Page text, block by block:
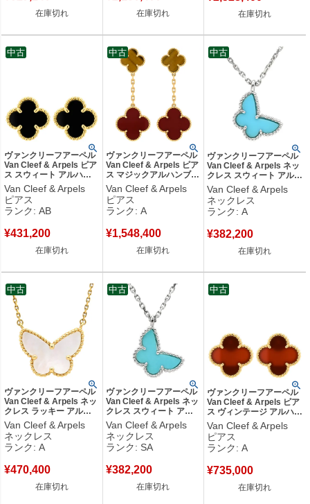
在庫切れ 在庫切れ 在庫切れ
ヴァンクリーフアーペル
Van Cleef & Arpels ピア
ス スウィート アルハン
ブラ ブラック×イエロー
ゴールド 黒 オニキス
Au750 18K 両耳用
VCARA44900 【中古】
Van Cleef & Arpels
ピアス
ランク: AB
¥431,200
在庫切れ
中古
ヴァンクリーフアーペル
Van Cleef & Arpels ピア
ス マジックアルハンブラ
2モチーフ レッド×ブラウ
ン×イエローゴールド
18K YG カーネリアン タ
イガーズアイ
【中古】中古美品
Van Cleef & Arpels
ピアス
ランク: A
¥1,548,400
在庫切れ
中古
ヴァンクリーフアーペル
Van Cleef & Arpels ネッ
クレス スウィート アルハ
ンブラ パピヨン ブルー×
ホワイトゴールド Au750
18K WG ターコイズ VCA
VCARF80500 【中古】
Van Cleef & Arpels
ネックレス
ランク: A
¥382,200
在庫切れ
中古
ヴァンクリーフアーペル
Van Cleef & Arpels ネッ
クレス ラッキー アルハ
ンブラ パピヨン パール
ホワイト×イエローゴー
ルド Au750 18K 蝶 シェ
ル VCARD99500 【中
Van Cleef & Arpels
ネックレス
ランク: A
¥470,400
在庫切れ
中古
ヴァンクリーフアーペル
Van Cleef & Arpels ネッ
クレス スウィート アル
ハンブラ パピヨン ブル
ー×ホワイトゴールド
Au750 18K WG ターコイ
ズ VCA VCARF80500
Van Cleef & Arpels
ネックレス
ランク: SA
¥382,200
在庫切れ
中古
ヴァンクリーフアーペル
Van Cleef & Arpels ピア
ス ヴィンテージ アルハン
ブラ レッド×イエローゴ
ールド 赤 750 18K 18金
カーネリアン 紅玉髄
VCARD40400 【中古】
Van Cleef & Arpels
ピアス
ランク: A
¥735,000
在庫切れ
中古